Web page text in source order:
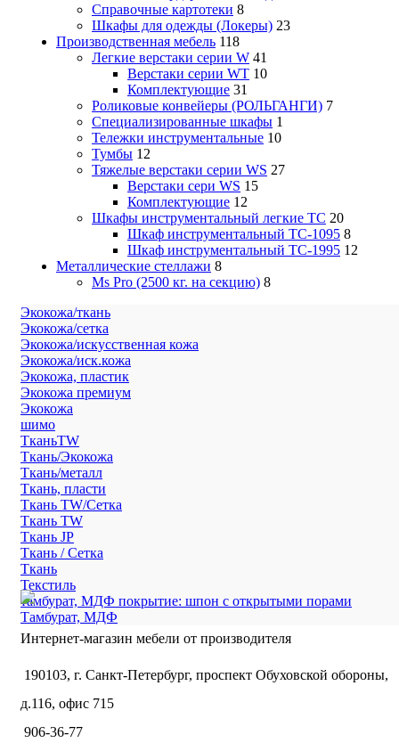
Справочные картотеки 8
Шкафы для одежды (Локеры) 23
Производственная мебель 118
Легкие верстаки серии W 41
Верстаки серии WT 10
Комплектующие 31
Роликовые конвейеры (РОЛЬГАНГИ) 7
Специализированные шкафы 1
Тележки инструментальные 10
Тумбы 12
Тяжелые верстаки серии WS 27
Верстаки сери WS 15
Комплектующие 12
Шкафы инструментальный легкие ТС 20
Шкаф инструментальный TC-1095 8
Шкаф инструментальный TC-1995 12
Металлические стеллажи 8
Ms Pro (2500 кг. на секцию) 8
Экокожа/ткань
Экокожа/сетка
Экокожа/искусственная кожа
Экокожа/иск.кожа
Экокожа, пластик
Экокожа премиум
Экокожа
шимо
ТканьTW
Ткань/Экокожа
Ткань/металл
Ткань, пласти
Ткань TW/Сетка
Ткань TW
Ткань JP
Ткань / Сетка
Ткань
Текстиль
тамбурат, МДФ покрытие: шпон с открытыми порами
Тамбурат, МДФ
Интернет-магазин мебели от производителя
190103, г. Санкт-Петербург, проспект Обуховской обороны,
д.116, офис 715
906-36-77